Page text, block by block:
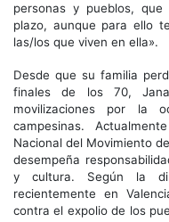
personas y pueblos,
plazo, aunque para ello
las/los que viven en ella».
Desde que su familia
finales de los 70,
movilizaciones por la
campesinas.
Nacional del Movimiento
desempeña
y cultura. Según la
recientemente en
contra el expolio de los